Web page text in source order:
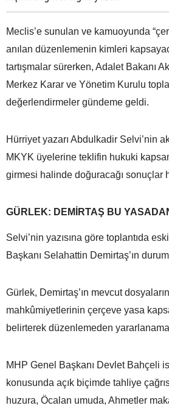
Meclis’e sunulan ve kamuoyunda
anılan düzenlemenin kimleri
tartışmalar sürerken, Adalet Bakanı
Merkez Karar ve Yönetim Kurulu
değerlendirmeler gündeme geldi.
Hürriyet yazarı Abdulkadir Selvi’nin
MKYK üyelerine teklifin hukuki
girmesi halinde doğuracağı sonuçlar
GÜRLEK: DEMİRTAŞ BU
Selvi’nin yazısına göre toplantıda
Başkanı Selahattin Demirtaş’ın
Gürlek, Demirtaş’ın mevcut
mahkûmiyetlerinin çerçeve yasa
belirterek düzenlemeden
MHP Genel Başkanı Devlet Bahçeli
konusunda açık biçimde tahliye
huzura, Öcalan umuda, Ahmetler